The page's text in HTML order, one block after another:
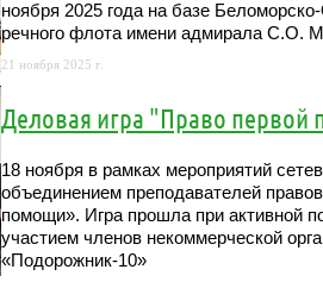
ноября 2025 года на базе
речного флота имени адмирала С.О.
21 ноября 2025 г.
Деловая игра "Право
18 ноября в рамках мероприятий
объединением преподавателей
помощи». Игра прошла при активной
участием членов некоммерческой
«Подорожник-10»